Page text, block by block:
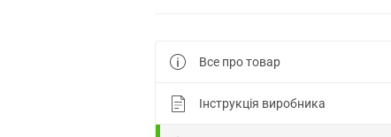
Все про товар
Інструкція виробника